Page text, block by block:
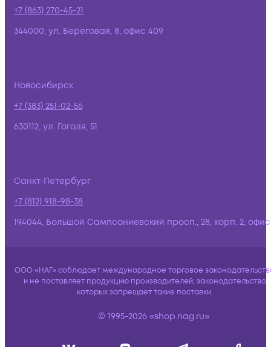
+7 (863) 270-45-21
344000, ул. Береговая, 8, офис 409
Новосибирск
+7 (383) 251-02-56
630112, ул. Гоголя, 51
Санкт-Петербург
+7 (812) 918-98-38
194044, Большой Сампсониевский просп., 28, корп. 2,
ООО «НАГ» соблюдает международное торговое
и не поставляет продукцию производителей, законодательство
которых запрещает такие поставки.
© 1995-2026 «shop.nag.ru»